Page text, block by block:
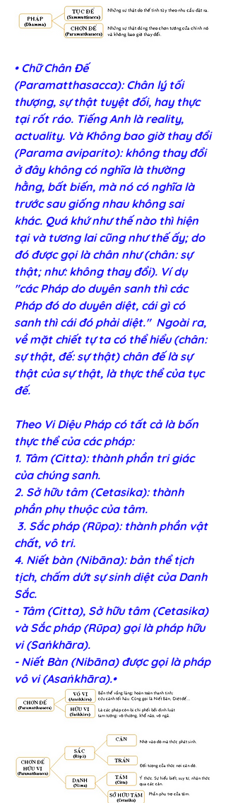
• Chữ Chân Đế
(Paramatthasacca): Chân lý tối
thượng, sự thật tuyệt đối, hay thực
tại rốt ráo. Tiếng Anh là reality,
actuality. Và Không bao giờ thay đổi
(Parama aviparito): không thay đổi
ở đây không có nghĩa là thường
hằng, bất biến, mà nó có nghĩa là
trước sau giống nhau không sai
khác. Quá khứ như thế nào thì hiện
tại và tương lai cũng như thế ấy; do
đó được gọi là chân như (chân: sự
thật; như: không thay đổi). Ví dụ
"các Pháp do duyên sanh thì các
Pháp đó do duyên diệt, cái gì có
sanh thì cái đó phải diệt."  Ngoài ra,
về mặt chiết tự ta có thể hiểu (chân:
sự thật, đế: sự thật) chân đế là sự
thật của sự thật, là thực thể của tục
đế.
Theo Vi Diệu Pháp có tất cả là bốn
thực thể của các pháp:
1. Tâm (Citta): thành phần tri giác
của chúng sanh.
2. Sở hữu tâm (Cetasika): thành
phần phụ thuộc của tâm.
chất, vô tri.
4. Niết bàn (Nibāna): bản thể tịch
tịch, chấm dứt sự sinh diệt của Danh
Sắc.
- Tâm (Citta), Sở hữu tâm (Cetasika)
và Sắc pháp (Rūpa) gọi là pháp hữu
vi (Saṅkhāra).
- Niết Bàn (Nibāna) được gọi là pháp
vô vi (Asaṅkhāra).•